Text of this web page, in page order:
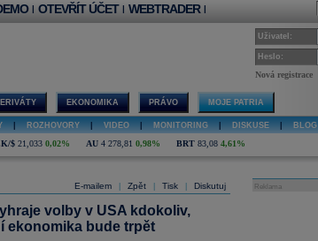
| OTEVŘÍT ÚČET | WEBTRADER |
Uživatel:
Heslo:
Nová registrace
EKONOMIKA PRÁVO MOJE PATRIA
ROZHOVORY VIDEO MONITORING DISKUSE BLOG
$ 21,033 0,02% AU 4 278,81 0,98% BRT 83,08 4,61%
E-mailem Zpět Tisk Diskutuj
volby v USA kdokoliv,
ekonomika bude trpět
Reklama